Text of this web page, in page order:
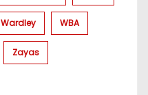
Wardley WBA
Zayas